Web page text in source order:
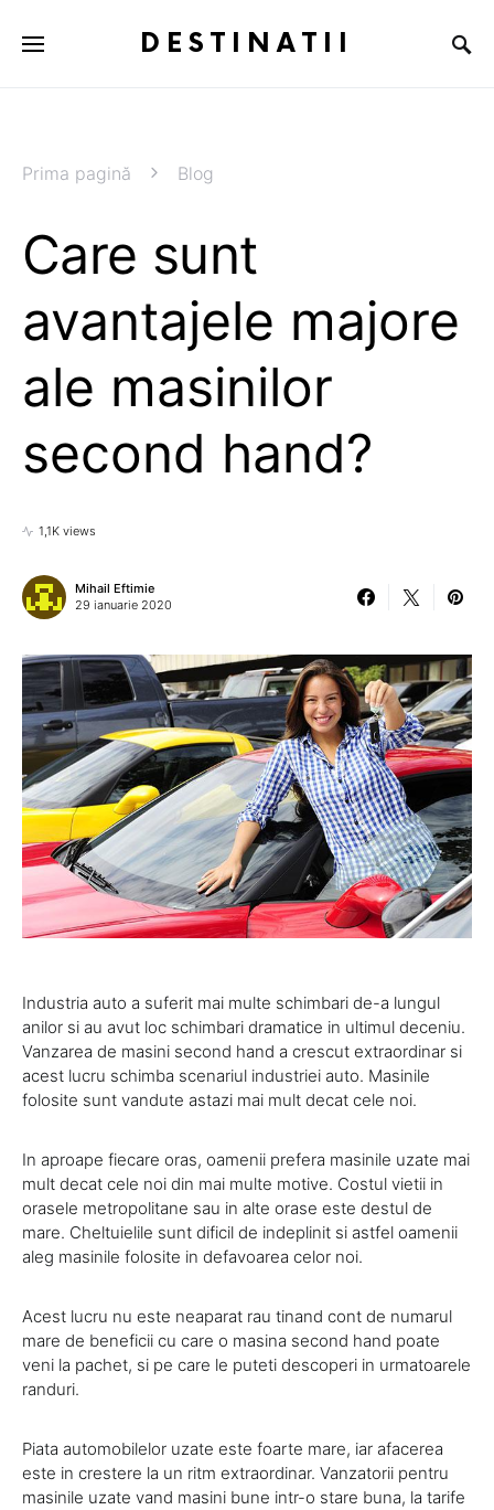
DESTINATII
Prima pagină Blog
Care sunt
avantajele majore
ale masinilor
second hand?
1,1K views
Mihail Eftimie
29 ianuarie 2020
Industria auto a suferit mai multe schimbari de-a lungul
anilor si au avut loc schimbari dramatice in ultimul deceniu.
Vanzarea de masini second hand a crescut extraordinar si
acest lucru schimba scenariul industriei auto. Masinile
folosite sunt vandute astazi mai mult decat cele noi.
In aproape fiecare oras, oamenii prefera masinile uzate mai
mult decat cele noi din mai multe motive. Costul vietii in
orasele metropolitane sau in alte orase este destul de
mare. Cheltuielile sunt dificil de indeplinit si astfel oamenii
aleg masinile folosite in defavoarea celor noi.
Acest lucru nu este neaparat rau tinand cont de numarul
mare de beneficii cu care o masina second hand poate
veni la pachet, si pe care le puteti descoperi in urmatoarele
randuri.
Piata automobilelor uzate este foarte mare, iar afacerea
este in crestere la un ritm extraordinar. Vanzatorii pentru
masinile uzate vand masini bune intr-o stare buna, la tarife